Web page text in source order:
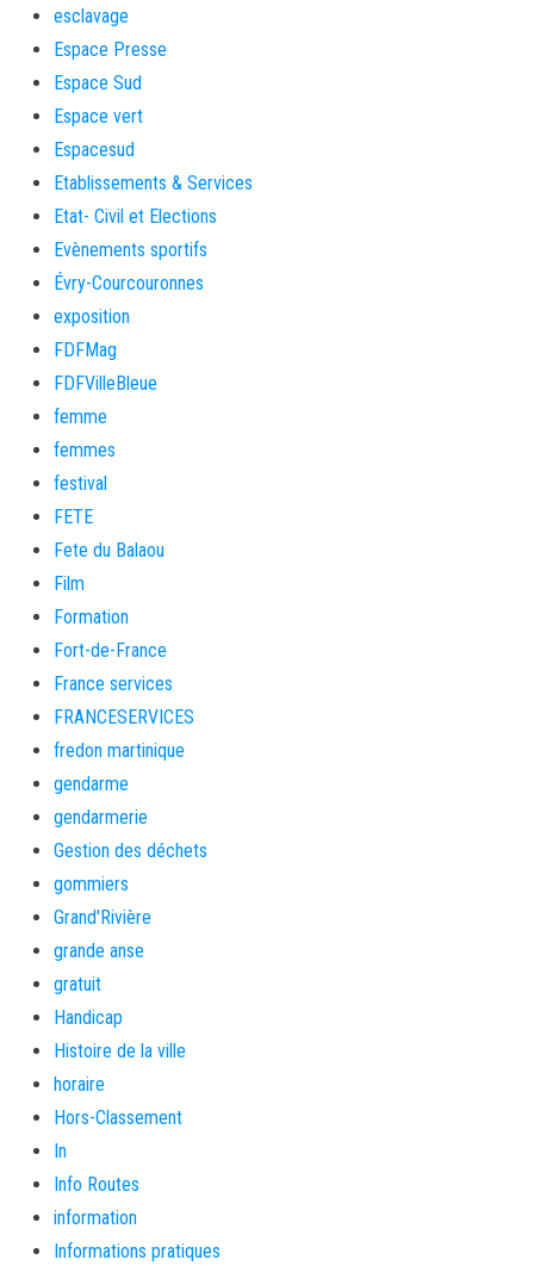
esclavage
Espace Presse
Espace Sud
Espace vert
Espacesud
Etablissements & Services
Etat- Civil et Elections
Evènements sportifs
Évry-Courcouronnes
exposition
FDFMag
FDFVilleBleue
femme
femmes
festival
FETE
Fete du Balaou
Film
Formation
Fort-de-France
France services
FRANCESERVICES
fredon martinique
gendarme
gendarmerie
Gestion des déchets
gommiers
Grand'Rivière
grande anse
gratuit
Handicap
Histoire de la ville
horaire
Hors-Classement
In
Info Routes
information
Informations pratiques